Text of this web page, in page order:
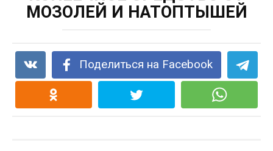
МОЗОЛЕЙ И НАТОПТЫШЕЙ
Поделиться на Facebook